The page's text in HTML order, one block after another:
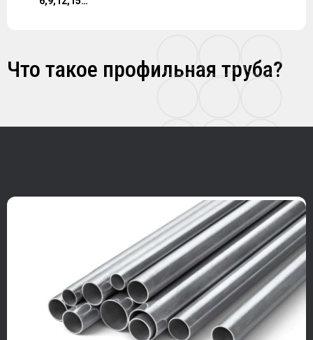
Что такое профильная труба?